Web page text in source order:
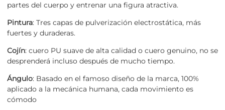
partes del cuerpo y entrenar una figura atractiva.
Pintura: Tres capas de pulverización electrostática, más
fuertes y duraderas.
Cojín: cuero PU suave de alta calidad o cuero genuino, no se
desprenderá incluso después de mucho tiempo.
Ángulo: Basado en el famoso diseño de la marca, 100%
aplicado a la mecánica humana, cada movimiento es
cómodo